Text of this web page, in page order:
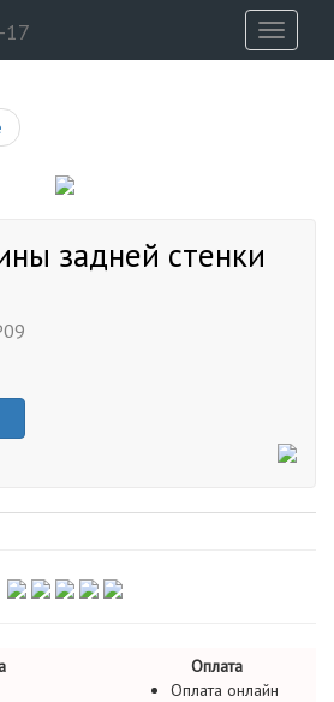
17
Toggle
задней стенки
Оплата
Оплата онлайн